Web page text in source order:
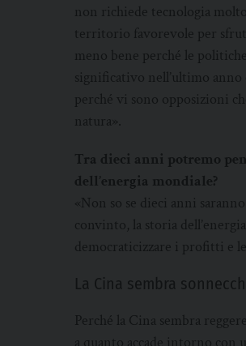
non richiede tecnologia molto
territorio favorevole per
meno bene perché le
significativo nell’ultimo
perché vi sono opposizioni
natura».
Tra dieci anni potremo
dell’energia mondiale?
«Non so se dieci anni
convinto, la storia
democraticizzare i profitti e le
La Cina sembra
Perché la Cina sembra